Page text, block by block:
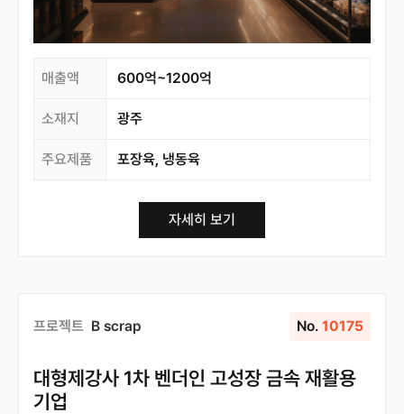
매출액 600억~1200억
소재지 광주
주요제품 포장육, 냉동육
자세히 보기
프로젝트 B scrap No. 10175
대형제강사 1차 벤더인 고성장 금속 재활용
기업